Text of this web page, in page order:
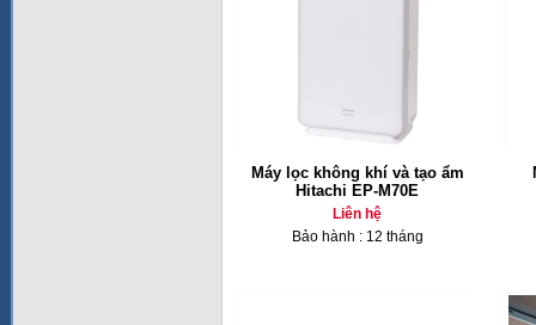
Máy lọc không khí và tạo ẩm
Hitachi EP-M70E
Liên hệ
Bảo hành : 12 tháng